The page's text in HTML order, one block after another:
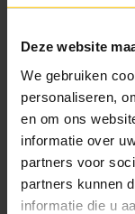
Deze website
We gebruiken
personaliseren,
en om ons
informatie over
partners voor
partners kunnen
informatie die u
Gerelateerde
VAN
6x3,5 m
Op